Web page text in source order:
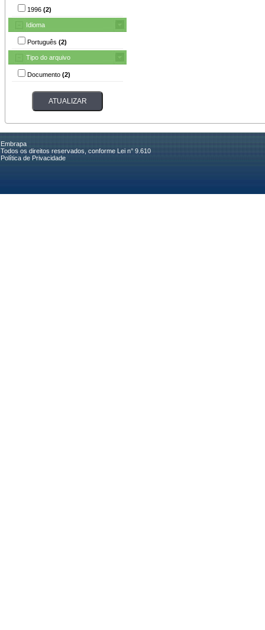
1996 (2)
Idioma
Português (2)
Tipo do arquivo
Documento (2)
Embrapa
Todos os direitos reservados, conforme Lei n° 9.610
Política de Privacidade